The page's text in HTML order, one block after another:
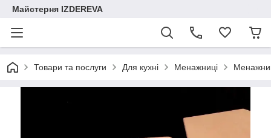
Майстерня IZDEREVA
Товари та послуги Для кухні Менажниці